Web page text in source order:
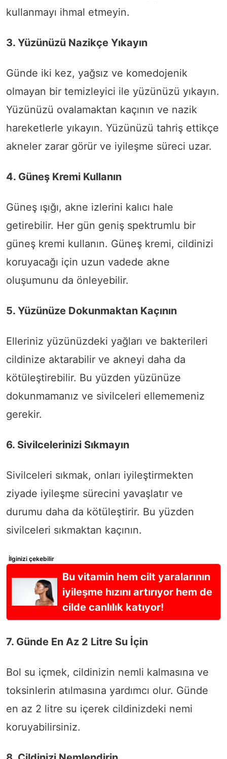
kullanmayı ihmal etmeyin.
3. Yüzünüzü Nazikçe Yıkayın
Günde iki kez, yağsız ve komedojenik
olmayan bir temizleyici ile yüzünüzü yıkayın.
Yüzünüzü ovalamaktan kaçının ve nazik
hareketlerle yıkayın. Yüzünüzü tahriş ettikçe
akneler zarar görür ve iyileşme süreci uzar.
4. Güneş Kremi Kullanın
Güneş ışığı, akne izlerini kalıcı hale
getirebilir. Her gün geniş spektrumlu bir
güneş kremi kullanın. Güneş kremi, cildinizi
koruyacağı için uzun vadede akne
oluşumunu da önleyebilir.
5. Yüzünüze Dokunmaktan Kaçının
Elleriniz yüzünüzdeki yağları ve bakterileri
cildinize aktarabilir ve akneyi daha da
kötüleştirebilir. Bu yüzden yüzünüze
dokunmamanız ve sivilceleri ellememeniz
gerekir.
6. Sivilcelerinizi Sıkmayın
Sivilceleri sıkmak, onları iyileştirmekten
ziyade iyileşme sürecini yavaşlatır ve
durumu daha da kötüleştirir. Bu yüzden
sivilceleri sıkmaktan kaçının.
İlginizi çekebilir
Bu vitamin hem cilt yaralarının
iyileşme hızını artırıyor hem de
cilde canlılık katıyor!
7. Günde En Az 2 Litre Su İçin
Bol su içmek, cildinizin nemli kalmasına ve
toksinlerin atılmasına yardımcı olur. Günde
en az 2 litre su içerek cildinizdeki nemi
koruyabilirsiniz.